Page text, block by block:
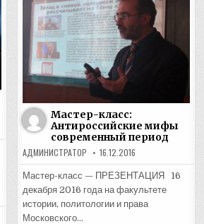
Мастер-класс:
Антироссийские мифы
современный период
АДМИНИСТРАТОР 16.12.2016
Мастер-класс — ПРЕЗЕНТАЦИЯ 16
декабря 2016 года на факультете
истории, политологии и права
Московского…